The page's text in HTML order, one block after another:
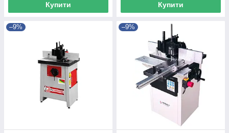
Купити Купити
–9% –9%